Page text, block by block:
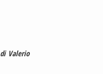
di Valerio